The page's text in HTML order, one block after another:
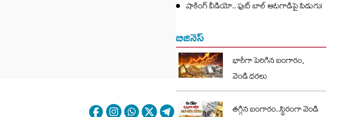
షాకింగ్ వీడియో.. ఫుట్ బాల్ ఆటగాడిపై పిడుగు!
బిజినెస్
భారీగా పెరిగిన బంగారం,
వెండి ధరలు
తగ్గిన బంగారం..స్థిరంగా వెండి